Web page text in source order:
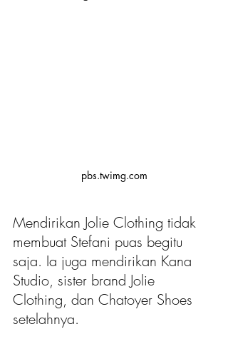
pbs.twimg.com
Mendirikan Jolie Clothing tidak
membuat Stefani puas begitu
saja. Ia juga mendirikan Kana
Studio, sister brand Jolie
Clothing, dan Chatoyer Shoes
setelahnya.